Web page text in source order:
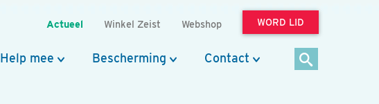
Actueel Winkel Zeist Webshop WORD LID
Help mee Bescherming Contact